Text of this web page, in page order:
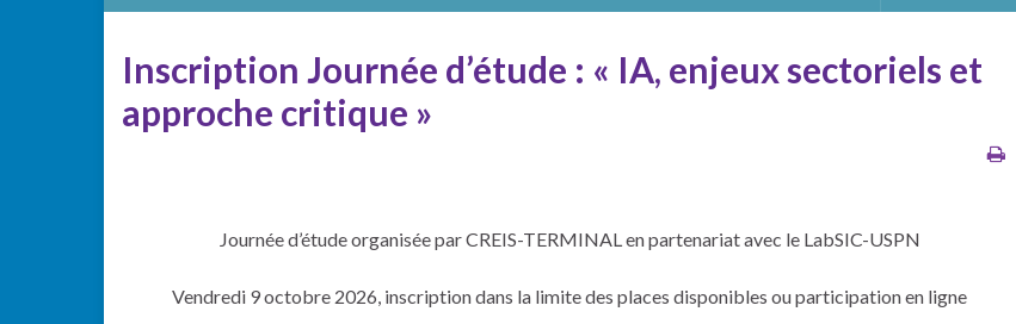
Inscription Journée d’étude : « IA, enjeux sectoriels et
approche critique »
Journée d’étude organisée par CREIS-TERMINAL en partenariat avec le LabSIC-USPN
Vendredi 9 octobre 2026, inscription dans la limite des places disponibles ou participation en ligne